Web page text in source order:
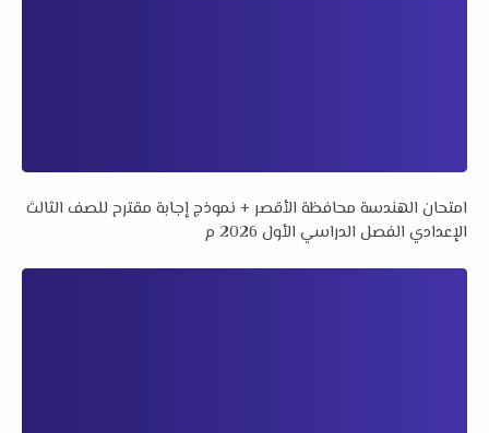
امتحان الهندسة محافظة الأقصر + نموذج إجابة مقترح للصف الثالث
الإعدادي الفصل الدراسي الأول 2026 م